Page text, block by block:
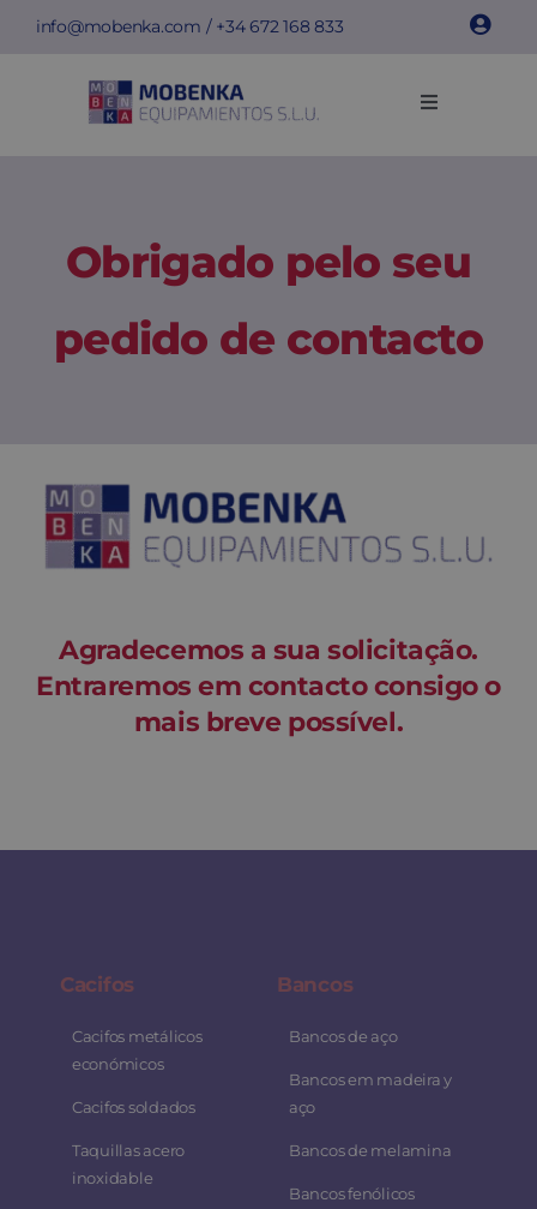
Skipinfo@mobenka.com / +34672 168 833
Toggle
Bancos
Instalações
Empresa
Contato
Carrinho
Obrigado pelo seu
pedido de contacto
Agradecemos a sua solicitação.
Entraremos em contacto consigo o
mais breve possível.
Cacifos
Cacifos metálicos
económicos
Cacifos soldados
Taquillas acero
inoxidable
Bancos
Bancos de aço
Bancos em madeira y
aço
Bancos de melamina
Bancos fenólicos